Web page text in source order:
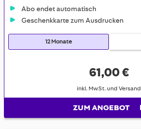
Abo endet automatisch
Geschenkkarte zum Ausdrucken
12 Monate
61,00 €
inkl. MwSt. und Versand
ZUM ANGEBOT